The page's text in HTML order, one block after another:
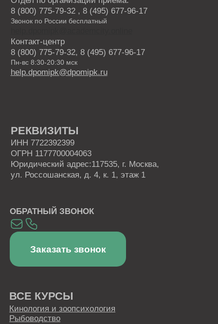
Ландшафтный дизайн
Фермерское хозяйство
Курсы для специалистов агропромышленного
Садоводство и огородничество
Агроном
Ассистент ветеринарного врача
ВИДЫ ПРОГРАММ
Программы профессиональной переподготовки
КАРТА САЙТА
ОБ АКАДЕМИИ
Блог
Приведи друга
Партнерская программа
Отзывы
ДОКУМЕНТЫ
Лицензия
Сведения об образовательной организации
Политика в отношении обработки персональных
данных
Правовая информация
Пользовательское соглашение
Наша образовательная платформа и мобильное
приложение разработаны нашим партнером - ООО
«ИС «АКАДЕМРЕСУРС» участником проекта
«Сколково»